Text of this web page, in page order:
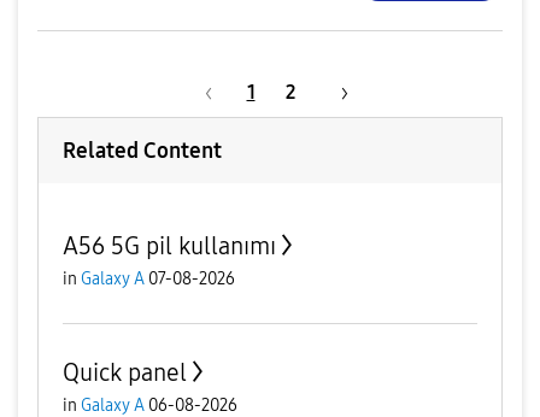
1 2
Related Content
A56 5G pil kullanımı
in Galaxy A 07-08-2026
Quick panel
in Galaxy A 06-08-2026